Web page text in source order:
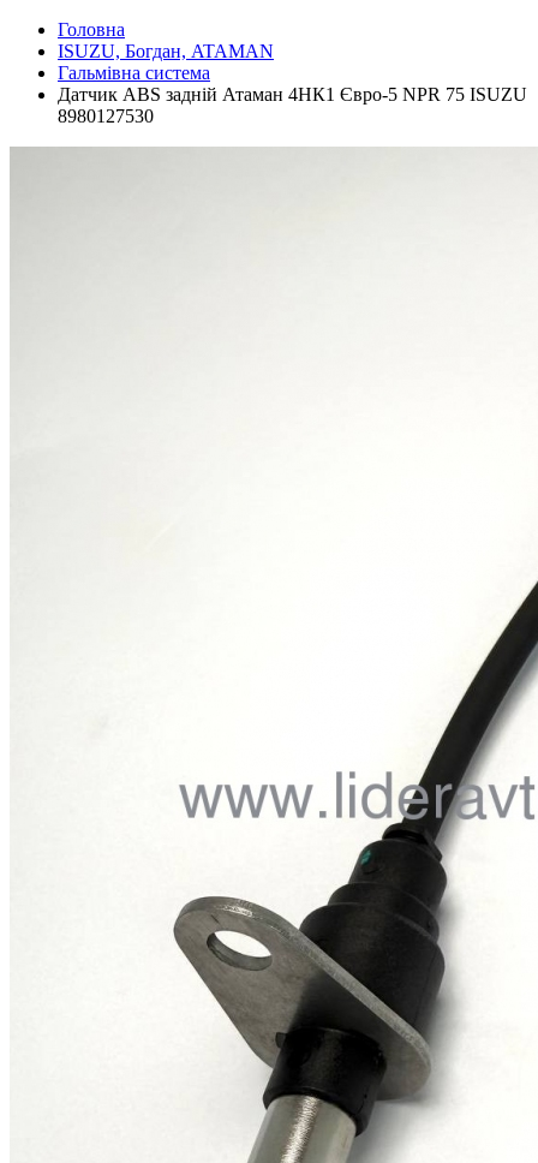
Головна
ISUZU, Богдан, ATAMAN
Гальмівна система
Датчик АВS задній Атаман 4НК1 Євро-5 NPR 75 ISUZU
8980127530